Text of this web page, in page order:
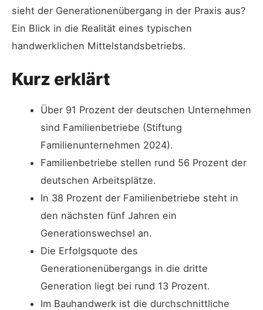
sieht der Generationenübergang in der Praxis aus?
Ein Blick in die Realität eines typischen
handwerklichen Mittelstandsbetriebs.
Kurz erklärt
Über 91 Prozent der deutschen Unternehmen
sind Familienbetriebe (Stiftung
Familienunternehmen 2024).
Familienbetriebe stellen rund 56 Prozent der
deutschen Arbeitsplätze.
In 38 Prozent der Familienbetriebe steht in
den nächsten fünf Jahren ein
Generationswechsel an.
Die Erfolgsquote des
Generationenübergangs in die dritte
Generation liegt bei rund 13 Prozent.
Im Bauhandwerk ist die durchschnittliche